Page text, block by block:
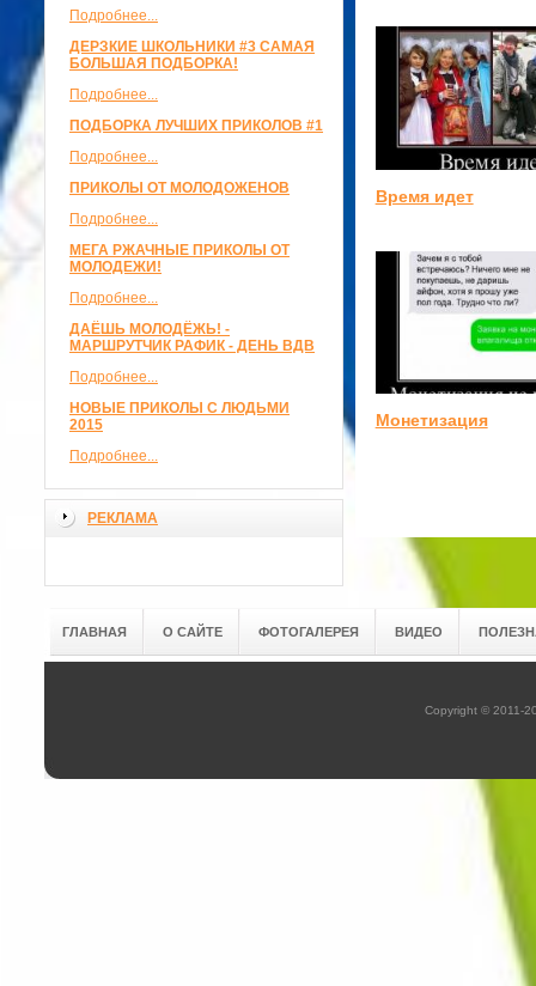
Подробнее...
ДЕРЗКИЕ ШКОЛЬНИКИ #3 САМАЯ
БОЛЬШАЯ ПОДБОРКА!
Подробнее...
ПОДБОРКА ЛУЧШИХ ПРИКОЛОВ #1
Подробнее...
ПРИКОЛЫ ОТ МОЛОДОЖЕНОВ
Подробнее...
МЕГА РЖАЧНЫЕ ПРИКОЛЫ ОТ
МОЛОДЕЖИ!
Подробнее...
ДАЁШЬ МОЛОДЁЖЬ! -
МАРШРУТЧИК РАФИК - ДЕНЬ ВДВ
Подробнее...
НОВЫЕ ПРИКОЛЫ С ЛЮДЬМИ
2015
Подробнее...
РЕКЛАМА
Время идет
Монетизация
ГЛАВНАЯ О САЙТЕ ФОТОГАЛЕРЕЯ ВИДЕО
Copyright © 2011-